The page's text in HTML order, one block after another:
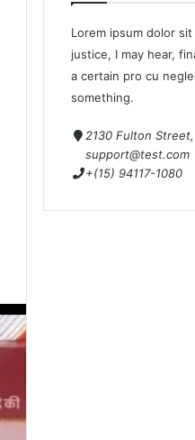
Lorem ipsum dolor
justice, I may hear,
a certain pro cu
something.
2130 Fulton
support@test.com
+(15) 94117-1080